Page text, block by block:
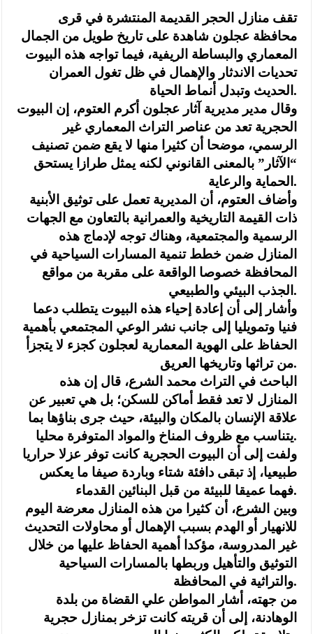
تقف منازل الحجر القديمة المنتشرة في قرى
محافظة عجلون شاهدة على تاريخ طويل من الجمال
المعماري والبساطة الريفية، فيما تواجه هذه البيوت
تحديات الاندثار والإهمال في ظل تغول العمران
الحديث وتبدل أنماط الحياة.
وقال مدير مديرية آثار عجلون أكرم العتوم، إن البيوت
الحجرية تعد من عناصر التراث المعماري غير
الرسمي، موضحا أن كثيرا منها لا يقع ضمن تصنيف
“الآثار” بالمعنى القانوني لكنه يمثل طرازا يستحق
الحماية والرعاية.
وأضاف العتوم، أن المديرية تعمل على توثيق الأبنية
ذات القيمة التاريخية والعمرانية بالتعاون مع الجهات
الرسمية والمجتمعية، وهناك توجه لإدماج هذه
المنازل ضمن خطط تنمية المسارات السياحية في
المحافظة خصوصا الواقعة على مقربة من مواقع
الجذب البيئي والطبيعي.
وأشار إلى أن إعادة إحياء هذه البيوت يتطلب دعما
فنيا وتمويليا إلى جانب نشر الوعي المجتمعي بأهمية
الحفاظ على الهوية المعمارية لعجلون كجزء لا يتجزأ
من تراثها وتاريخها العريق.
الباحث في التراث محمد الشرع، قال إن هذه
المنازل لا تعد فقط أماكن للسكن؛ بل هي تعبير عن
علاقة الإنسان بالمكان والبيئة، حيث جرى بناؤها بما
يتناسب مع ظروف المناخ والمواد المتوفرة محليا.
ولفت إلى أن البيوت الحجرية كانت توفر عزلا حراريا
طبيعيا، إذ تبقى دافئة شتاء وباردة صيفا ما يعكس
فهما عميقا للبيئة من قبل البنائين القدماء.
وبين الشرع، أن كثيرا من هذه المنازل معرضة اليوم
للانهيار أو الهدم بسبب الإهمال أو محاولات التحديث
غير المدروسة، مؤكدا أهمية الحفاظ عليها من خلال
التوثيق والتأهيل وربطها بالمسارات السياحية
والتراثية في المحافظة.
من جهته، أشار المواطن علي القضاة من بلدة
الوهادنة، إلى أن قريته كانت تزخر بمنازل حجرية